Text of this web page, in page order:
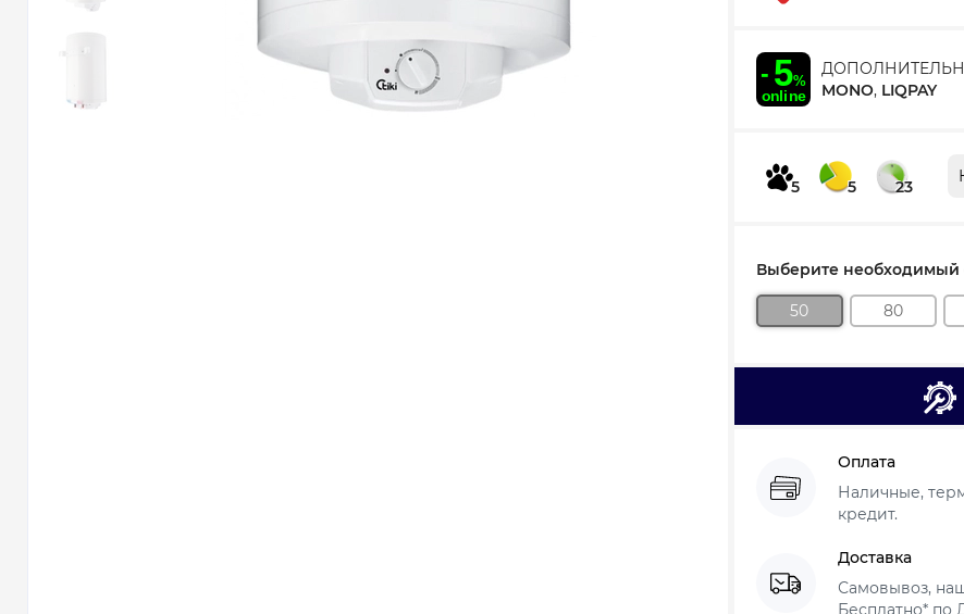
MONO, LIQPAY
5 5 23
Выберите необходимый
50 80
Оплата
Наличные,
кредит.
Доставка
Самовывоз,
Бесплатно* по